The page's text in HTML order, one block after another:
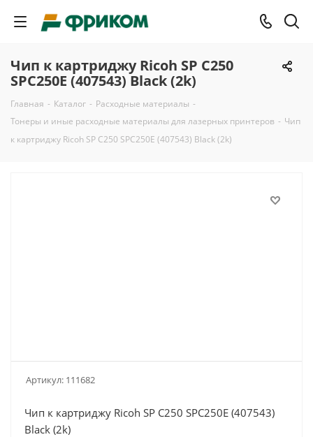
Чип к картриджу Ricoh SP C250
SPC250E (407543) Black (2k)
Главная - Каталог - Расходные материалы -
Тонеры и иные расходные материалы для лазерных принтеров - Чип
к картриджу Ricoh SP C250 SPC250E (407543) Black (2k)
Артикул: 111682
Чип к картриджу Ricoh SP C250 SPC250E (407543)
Black (2k)